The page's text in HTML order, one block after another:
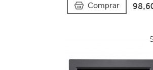
Comprar